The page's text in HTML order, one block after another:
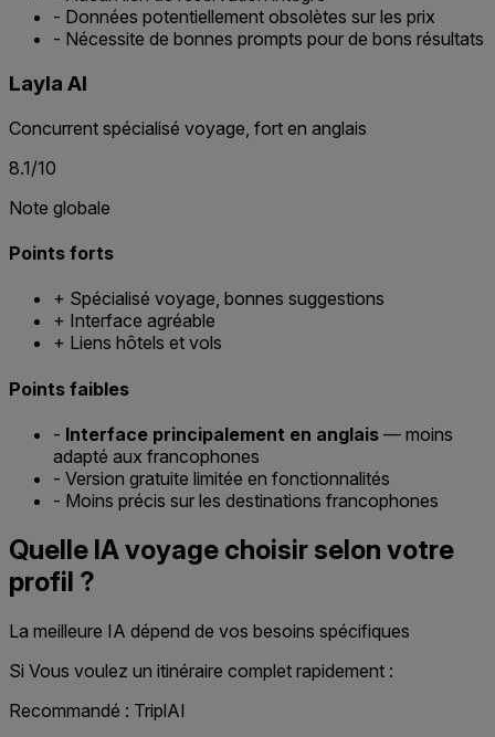
- Données potentiellement obsolètes sur les prix
- Nécessite de bonnes prompts pour de bons résultats
Layla AI
Concurrent spécialisé voyage, fort en anglais
8.1/10
Note globale
Points forts
+ Spécialisé voyage, bonnes suggestions
+ Interface agréable
+ Liens hôtels et vols
Points faibles
- Interface principalement en anglais — moins
adapté aux francophones
- Version gratuite limitée en fonctionnalités
- Moins précis sur les destinations francophones
Quelle IA voyage choisir selon votre
profil ?
La meilleure IA dépend de vos besoins spécifiques
Si Vous voulez un itinéraire complet rapidement :
Recommandé : TriplAI